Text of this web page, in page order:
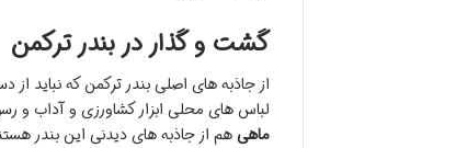
گشت و گذار در بندر ترکمن
از جاذبه های اصلی بندر ترکمن که نباید
لباس های محلی ابزار کشاورزی و آداب و
ماهیهم از جاذبه های دیدنی این بندر